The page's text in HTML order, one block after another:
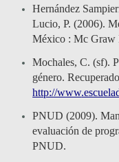
Hernández
Lucio, P. (2006).
México : Mc Graw
Mochales, C. (sf).
género.
http://www
PNUD (2009).
evaluación de
PNUD.